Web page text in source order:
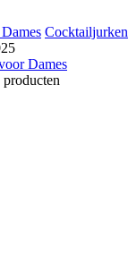
Cocktailjurken
Dames